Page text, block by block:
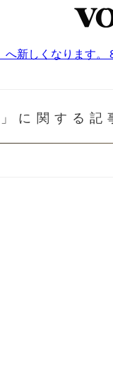
新しくなります。
に関する記